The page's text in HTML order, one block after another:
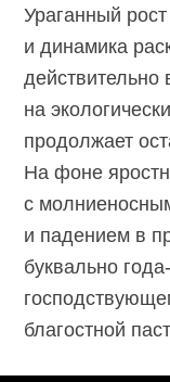
Ураганный
и динамика
действительно
на
продолжает
На фоне
с
и падением в
буквально
благостной